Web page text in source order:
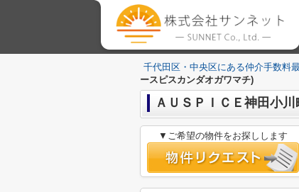
千代田区・中央区にある仲介手数料
ースピスカンダオガワマチ)
ＡＵＳＰＩＣＥ神田小
▼ご希望の物件をお探しします